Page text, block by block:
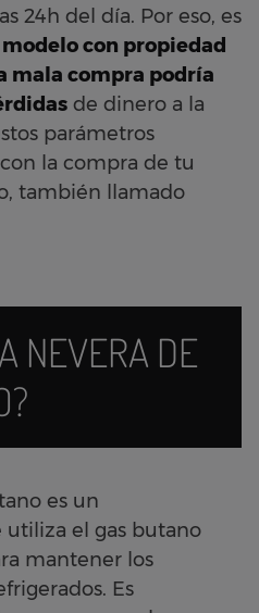
24h del día. Por eso, es
con propiedad
mala compra podría
de dinero a la
parámetros
la compra de tu
también llamado
NEVERA DE
es un
el gas butano
mantener los
Es